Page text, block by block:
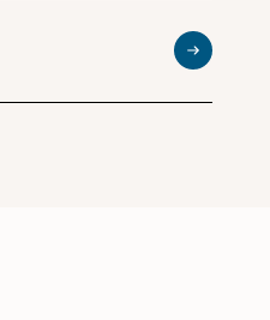
Lees meer